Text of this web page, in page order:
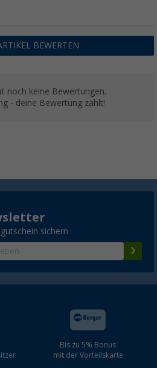
BEWERTEN
noch keine Bewertungen.
- deine Bewertung zählt!
sichern
Bis zu 5% Bonus
mit der Vorteilskarte